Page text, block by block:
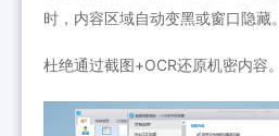
时，内容区域自动变黑或窗口隐藏。
杜绝通过截图+OCR还原机密内容。